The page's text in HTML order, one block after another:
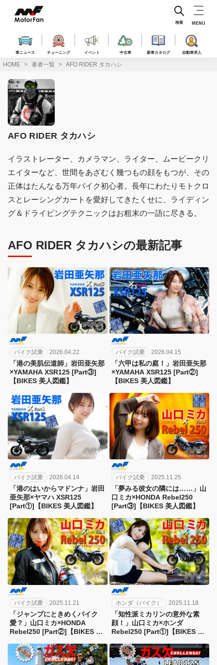
ス
車ニュース チューニング イベント 中古車 新車カタログ 自動車求人
検索 MENU
HOME 著者一覧 AFO RIDER タカハシ
AFO RIDER タカハシ
イラストレーター、カメラマン、ライター、ムービークリ
エイターなど、世間をあざむく幾つもの顔をもつが、その
正体はたんなる万年バイク初心者。長年にわたりモトクロ
スとレーシングカートを愛好してきたくせに、ライディン
グ＆ドライビングテクニックはお粗末の一語に尽きる。
AFO RIDER タカハシの最新記事
バイク試乗 2026.04.22
「港の美肌伝道師」岩田亜矢那
×YAMAHA XSR125 [Part③]
【BIKES 美人図鑑】
バイク試乗 2026.04.15
「六甲は私の庭！」岩田亜矢那
×YAMAHA XSR125 [Part②]
【BIKES 美人図鑑】
バイク試乗 2026.04.14
「港のはいからマドンナ」岩田
亜矢那×ヤマハ XSR125
[Part①]【BIKES 美人図鑑】
バイク試乗 2025.11.25
「夢みる彼女の隣には……」山
口ミカ×HONDA Rebel250
[Part③]【BIKES 美人図鑑】
バイク試乗 2025.11.21
「ジャンプにときめくバイク
愛？」山口ミカ×HONDA
Rebel250 [Part②]【BIKES 美
ホンダ（バイク） 2025.11.18
「知性派ミカリンの意外な素
顔！」山口ミカ×ホンダ
Rebel250 [Part①]【BIKES 美